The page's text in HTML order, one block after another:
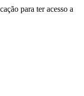
para ter acesso a